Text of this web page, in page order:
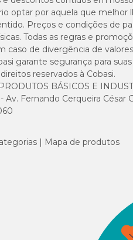
ou fungos que não sejam
hipersensibilidade aos componentes;
4 meses de idade;
camada epidérmica;
e que promova o bem-estar do
optar por aquela que
Preços e condições de
Todas as regras e
caso de divergência de
garante segurança para
reservados à Cobasi.
BÁSICOS E
Av. Fernando Cerqueira César
Mapa de produtos